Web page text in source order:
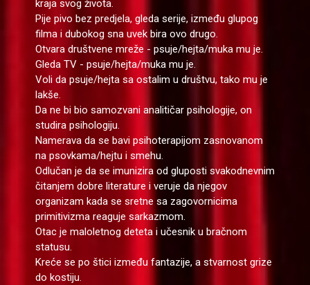
kraja svog života.
Pije pivo bez predjela, gleda serije, između glupog
filma i dubokog sna uvek bira ovo drugo.
Otvara društvene mreže - psuje/hejta/muka mu je.
Gleda TV - psuje/hejta/muka mu je.
Voli da psuje/hejta sa ostalim u društvu, tako mu je
lakše.
Da ne bi bio samozvani analitičar psihologije, on
studira psihologiju.
Namerava da se bavi psihoterapijom zasnovanom
na psovkama/hejtu i smehu.
Odlučan je da se imunizira od gluposti svakodnevnim
čitanjem dobre literature i veruje da njegov
organizam kada se sretne sa zagovornicima
primitivizma reaguje sarkazmom.
Otac je maloletnog deteta i učesnik u bračnom
statusu.
Kreće se po štici između fantazije, a stvarnost grize
do kostiju.